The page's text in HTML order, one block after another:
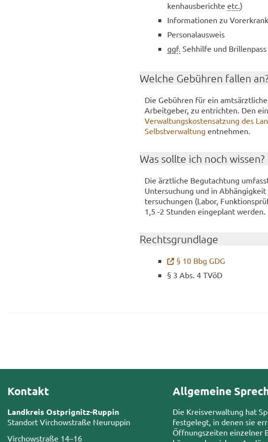
ken­haus­be­rich­te etc.)
In­for­ma­tio­nen zu
Per­so­nal­aus­weis
ggf. Seh­hil­fe und Bril­len­pass
Wel­che Ge­büh­ren fal­len
Die Ge­büh­ren für ein
Ar­beit­ge­ber, zu ent­rich­ten. Den
Ver­wal­tungs­kos­ten­sat­zung des
Selbst­ver­wal­tung ent­neh­men.
Was soll­te ich noch wis­sen?
Die ärzt­li­che Be­gut­ach­tung
Un­ter­su­chung und in
ter­su­chun­gen (Labor,
1,5 -2 Stun­den ein­ge­plant wer­den.
Rechts­grund­la­ge
§ 10 Bbg GDG
§ 3 Abs. 4 TVöD
Kontakt
Landkreis Ostprignitz-Ruppin
Standort Virchowstraße Neuruppin
Virchowstraße 14–16
Allgemeine
Die Kreisverwaltung hat
festgelegt, in denen sie
Öffnungszeiten einzelner